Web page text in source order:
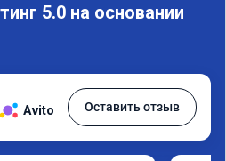
5.0 на основании
Avito Оставить отзыв